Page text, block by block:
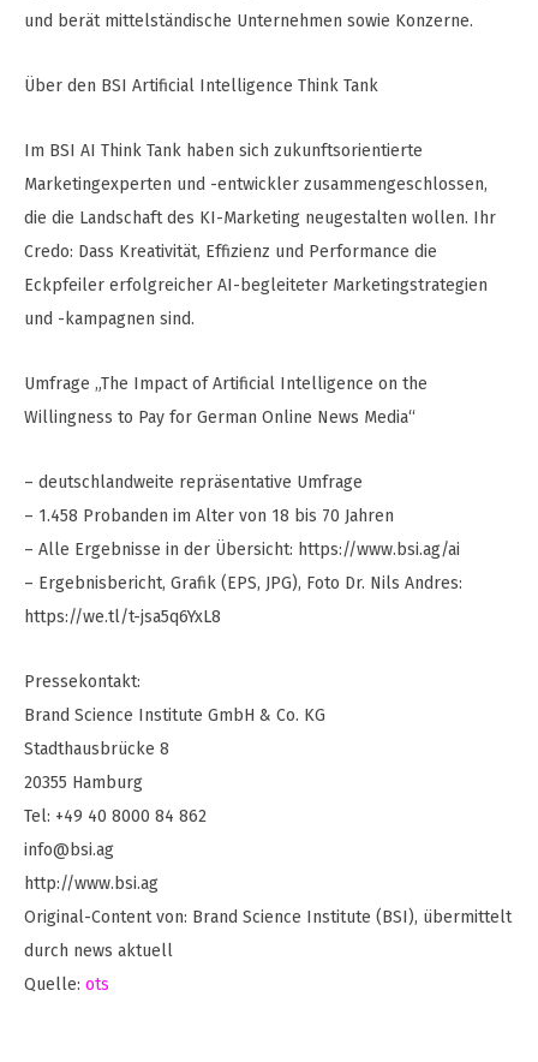
und berät mittelständische Unternehmen sowie Konzerne.
Über den BSI Artificial Intelligence Think Tank
Im BSI AI Think Tank haben sich zukunftsorientierte
Marketingexperten und -entwickler zusammengeschlossen,
die die Landschaft des KI-Marketing neugestalten wollen. Ihr
Credo: Dass Kreativität, Effizienz und Performance die
Eckpfeiler erfolgreicher AI-begleiteter Marketingstrategien
und -kampagnen sind.
Umfrage „The Impact of Artificial Intelligence on the
Willingness to Pay for German Online News Media“
– deutschlandweite repräsentative Umfrage
– 1.458 Probanden im Alter von 18 bis 70 Jahren
– Alle Ergebnisse in der Übersicht: https://www.bsi.ag/ai
– Ergebnisbericht, Grafik (EPS, JPG), Foto Dr. Nils Andres:
https://we.tl/t-jsa5q6YxL8
Pressekontakt:
Brand Science Institute GmbH & Co. KG
Stadthausbrücke 8
20355 Hamburg
Tel: +49 40 8000 84 862
info@bsi.ag
http://www.bsi.ag
Original-Content von: Brand Science Institute (BSI), übermittelt
durch news aktuell
Quelle: ots